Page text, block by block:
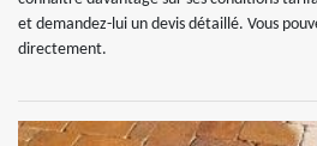
et demandez-lui un devis détaillé. Vous
directement.